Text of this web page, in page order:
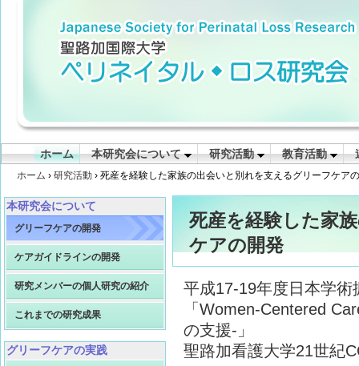
ホーム 本研究会について 研究活動 教育活動
ホーム › 研究活動 › 死産を経験した家族の出会いと別れを支えるグリーフケア
本研究会について
グリーフケアの開発
ケアガイドラインの開発
研究メンバーの個人研究の紹介
これまでの研究成果
グリーフケアの実践
死産を経験した家
ケアの開発
平成17-19年度日本学
「Women-Centered
の支援-」
聖路加看護大学21世紀